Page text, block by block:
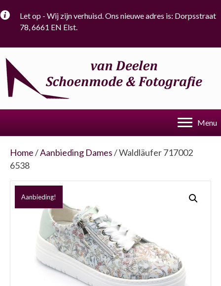
Let op - Wij zijn verhuisd. Ons nieuwe adres is: Dorpsstraat
78, 6661 EN Elst.
Menu
Home/Aanbieding Dames/ Waldläufer 717002
6538
Aanbieding!